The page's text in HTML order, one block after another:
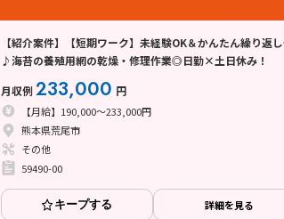
【紹介案件】【短期ワーク】未経験OK＆かんたん繰り返
♪海苔の養殖用網の乾燥・修理作業◎日勤×土日休み！
月収例233,000 円
【月給】190,000～233,000円
熊本県荒尾市
その他
59490-00
キープする 詳細を見る